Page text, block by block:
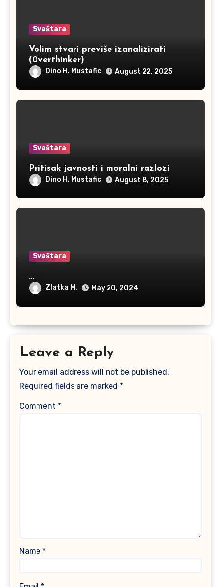
Svaštara
Volim stvari previše izanalizirati
(0verthinker)
Dino H. Mustafic August 22, 2025
Svaštara
Pritisak javnosti i moralni razlozi
Dino H. Mustafic August 8, 2025
Svaštara
…
Zlatka M. May 20, 2024
Leave a Reply
Your email address will not be published.
Required fields are marked *
Comment *
Name *